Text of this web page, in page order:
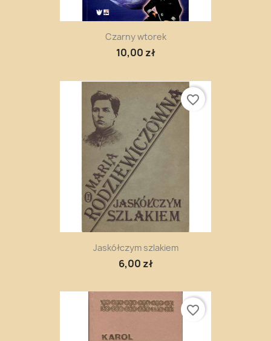
Czarny wtorek
10,00 zł
Jaskółczym szlakiem
6,00 zł
favorite_border
favorite_border